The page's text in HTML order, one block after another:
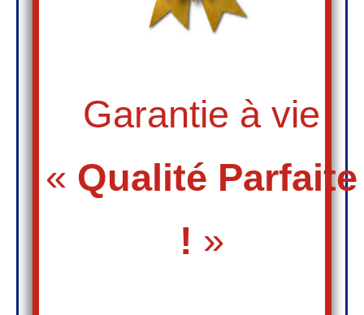
Garantie à vie
« Qualité Parfaite
! »